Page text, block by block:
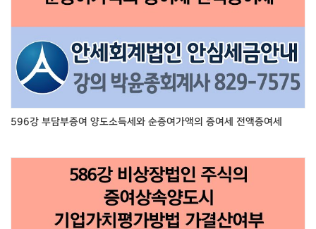
596강 부담부증여 양도소득세와 순증여가액의 증여세 전액증여세